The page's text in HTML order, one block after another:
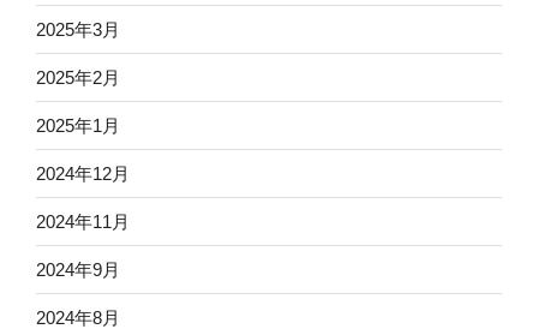
2025年3月
2025年2月
2025年1月
2024年12月
2024年11月
2024年9月
2024年8月